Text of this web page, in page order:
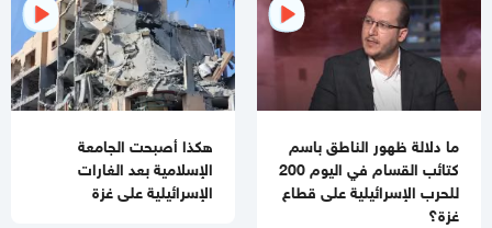
11:54 صباحا
منع إدخال المستلزمات الطبية يفاقم انهيار القطاع الصحي في غزة
11:32 صباحا
تحذيرات إسرائيلية من نقص حاد في الصواريخ الاعتراضية
11:07 صباحا
باسم نعيم: حماس لا تزال في انتظار رد رسمي من ملادينوف حول
خارطة الطريق
ما دلالة ظهور الناطق باسم
كتائب القسام في اليوم 200
للحرب الإسرائيلية على قطاع
غزة؟
هكذا أصبحت الجامعة
الإسلامية بعد الغارات
الإسرائيلية على غزة